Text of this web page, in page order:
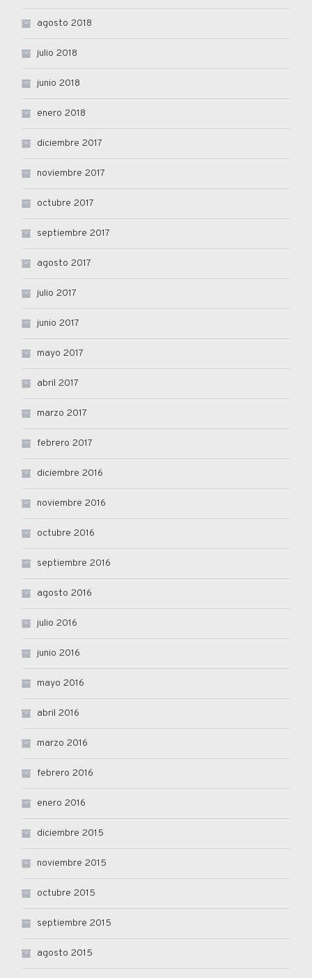
agosto 2018
julio 2018
junio 2018
enero 2018
diciembre 2017
noviembre 2017
octubre 2017
septiembre 2017
agosto 2017
julio 2017
junio 2017
mayo 2017
abril 2017
marzo 2017
febrero 2017
diciembre 2016
noviembre 2016
octubre 2016
septiembre 2016
agosto 2016
julio 2016
junio 2016
mayo 2016
abril 2016
marzo 2016
febrero 2016
enero 2016
diciembre 2015
noviembre 2015
octubre 2015
septiembre 2015
agosto 2015